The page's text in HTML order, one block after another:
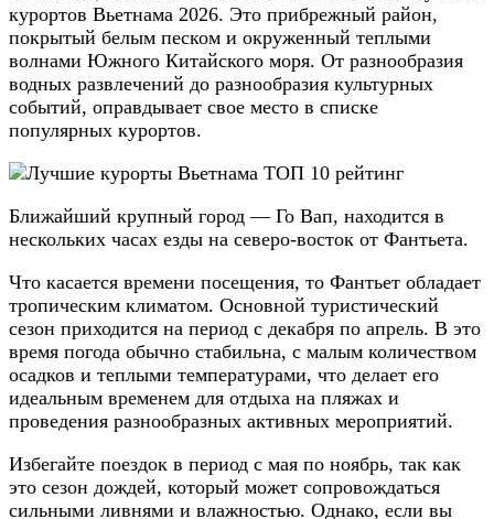
курортов Вьетнама 2026. Это прибрежный район,
покрытый белым песком и окруженный теплыми
волнами Южного Китайского моря. От разнообразия
водных развлечений до разнообразия культурных
событий, оправдывает свое место в списке
популярных курортов.
Ближайший крупный город — Го Вап, находится в
нескольких часах езды на северо-восток от Фантьета.
Что касается времени посещения, то Фантьет обладает
тропическим климатом. Основной туристический
сезон приходится на период с декабря по апрель. В это
время погода обычно стабильна, с малым количеством
осадков и теплыми температурами, что делает его
идеальным временем для отдыха на пляжах и
проведения разнообразных активных мероприятий.
Избегайте поездок в период с мая по ноябрь, так как
это сезон дождей, который может сопровождаться
сильными ливнями и влажностью. Однако, если вы